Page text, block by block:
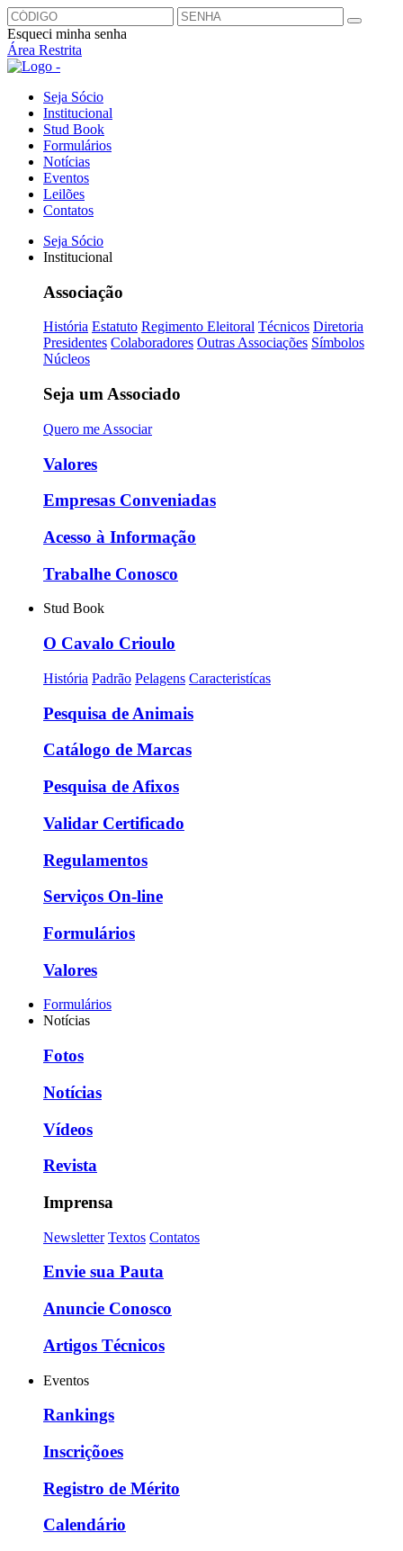
Esqueci minha senha
Área Restrita
Seja Sócio
Institucional
Stud Book
Formulários
Notícias
Eventos
Leilões
Contatos
Seja Sócio
Institucional
Associação
História Estatuto Regimento Eleitoral Técnicos Diretoria
Presidentes Colaboradores Outras Associações Símbolos
Núcleos
Seja um Associado
Quero me Associar
Valores
Empresas Conveniadas
Acesso à Informação
Trabalhe Conosco
Stud Book
O Cavalo Crioulo
História Padrão Pelagens Caracteristícas
Pesquisa de Animais
Catálogo de Marcas
Pesquisa de Afixos
Validar Certificado
Regulamentos
Serviços On-line
Formulários
Valores
Formulários
Notícias
Fotos
Notícias
Vídeos
Revista
Imprensa
Newsletter Textos Contatos
Envie sua Pauta
Anuncie Conosco
Artigos Técnicos
Eventos
Rankings
Inscriçõoes
Registro de Mérito
Calendário